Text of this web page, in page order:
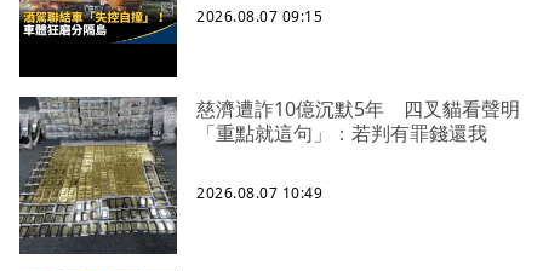
2026.08.07 09:15
慈濟遭詐10億沉默5年 四叉貓看聲明
「重點就這句」：若判有罪錢還我
2026.08.07 10:49